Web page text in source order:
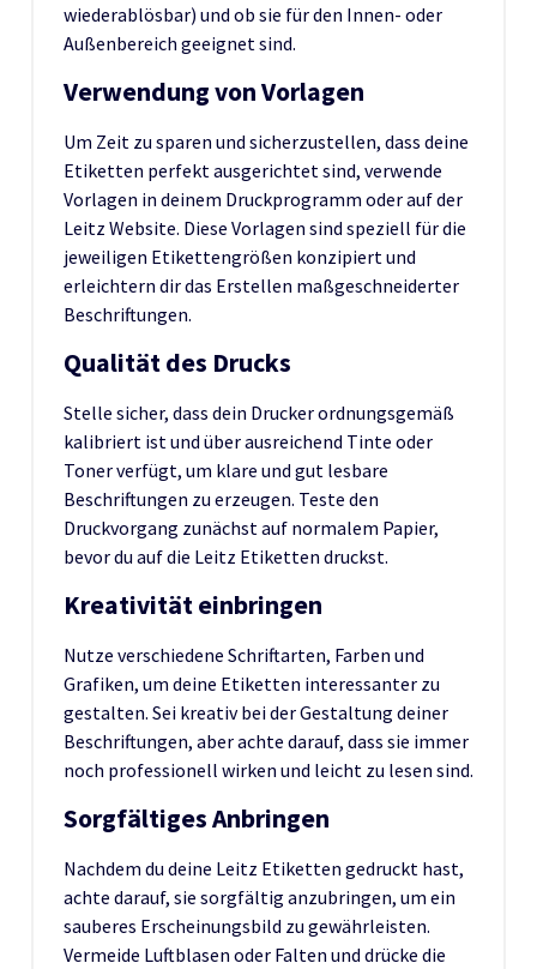
wiederablösbar) und ob sie für den Innen- oder
Außenbereich geeignet sind.
Verwendung von Vorlagen
Um Zeit zu sparen und sicherzustellen, dass deine
Etiketten perfekt ausgerichtet sind, verwende
Vorlagen in deinem Druckprogramm oder auf der
Leitz Website. Diese Vorlagen sind speziell für die
jeweiligen Etikettengrößen konzipiert und
erleichtern dir das Erstellen maßgeschneiderter
Beschriftungen.
Qualität des Drucks
Stelle sicher, dass dein Drucker ordnungsgemäß
kalibriert ist und über ausreichend Tinte oder
Toner verfügt, um klare und gut lesbare
Beschriftungen zu erzeugen. Teste den
Druckvorgang zunächst auf normalem Papier,
bevor du auf die Leitz Etiketten druckst.
Kreativität einbringen
Nutze verschiedene Schriftarten, Farben und
Grafiken, um deine Etiketten interessanter zu
gestalten. Sei kreativ bei der Gestaltung deiner
Beschriftungen, aber achte darauf, dass sie immer
noch professionell wirken und leicht zu lesen sind.
Sorgfältiges Anbringen
Nachdem du deine Leitz Etiketten gedruckt hast,
achte darauf, sie sorgfältig anzubringen, um ein
sauberes Erscheinungsbild zu gewährleisten.
Vermeide Luftblasen oder Falten und drücke die